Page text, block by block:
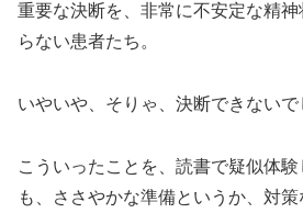
重要な決断を、非常に不安定な精
らない患者たち。
いやいや、そりゃ、決断できないで
こういったことを、読書で疑似体
も、ささやかな準備というか、対策